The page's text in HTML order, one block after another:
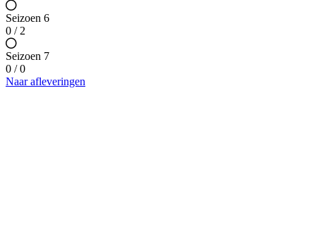
Seizoen 6
0 / 2
Seizoen 7
0 / 0
Naar afleveringen